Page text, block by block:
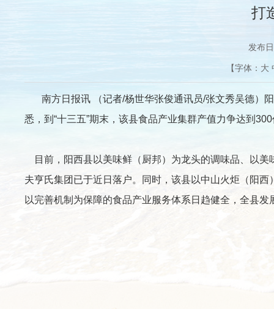
打
发布
【字体： 大
南方日报讯 （记者/杨世华张俊通讯员/张文秀吴德）
悉，到“十三五”期末，该县食品产业集群产值力争达到
目前，阳西县以美味鲜（厨邦）为龙头的调味品、以美
夫亨氏集团已于近日落户。同时，该县以中山火炬（阳
以完善机制为保障的食品产业服务体系日趋健全，全县